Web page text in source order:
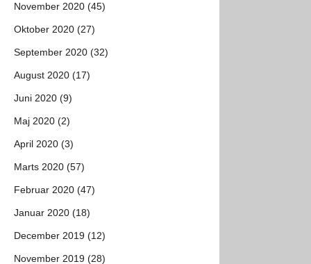
November 2020 (45)
Oktober 2020 (27)
September 2020 (32)
August 2020 (17)
Juni 2020 (9)
Maj 2020 (2)
April 2020 (3)
Marts 2020 (57)
Februar 2020 (47)
Januar 2020 (18)
December 2019 (12)
November 2019 (28)